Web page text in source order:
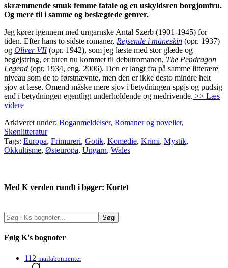
skræmmende smuk femme fatale og en uskyldsren borgjomfru.
Og mere til i samme og beslægtede genrer.
Jeg kører igennem med ungarnske Antal Szerb (1901-1945) for
tiden. Efter hans to sidste romaner, Rejsende i måneskin (opr. 1937)
og Oliver VII(opr. 1942), som jeg læste med stor glæde og
begejstring, er turen nu kommet til debutromanen, The Pendragon
Legend (opr, 1934, eng. 2006). Den er langt fra på samme litterære
niveau som de to førstnævnte, men den er ikke desto mindre helt
sjov at læse. Omend måske mere sjov i betydningen spøjs og pudsig
end i betydningen egentligt underholdende og medrivende. >> Læs
videre
Arkiveret under: Boganmeldelser, Romaner og noveller,
Skønlitteratur
Tags: Europa, Frimureri, Gotik, Komedie, Krimi, Mystik,
Okkultisme, Østeuropa, Ungarn, Wales
Med K verden rundt i bøger: Kortet
Følg K's bognoter
112 mailabonnenter